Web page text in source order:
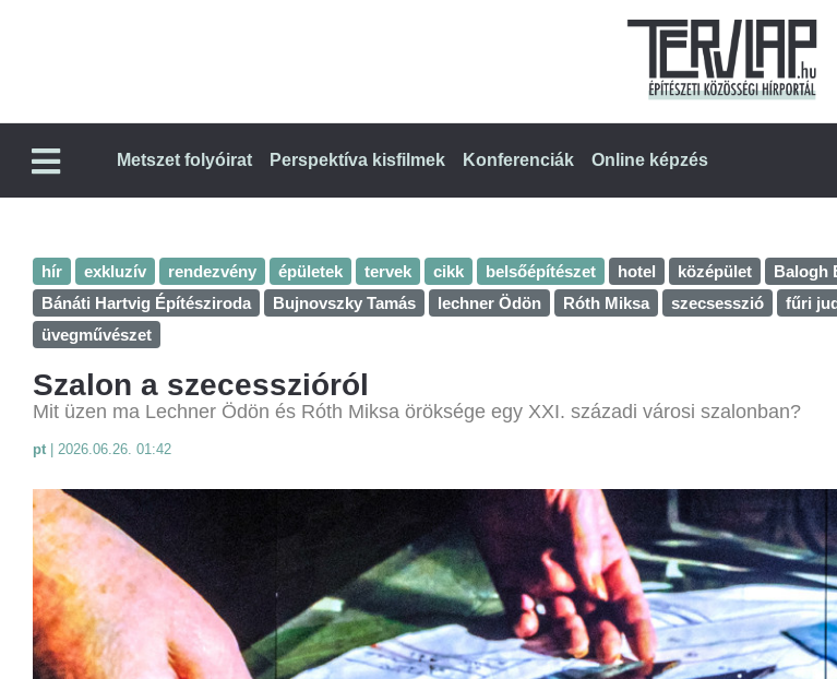
Metszet folyóirat Perspektíva kisfilmek Konferenciák Online képzés
hír exkluzív rendezvény épületek tervek cikk belsőépítészet hotel középület
Balogh
Bánáti Hartvig Építésziroda
Bujnovszky Tamás lechner Ödön Róth Miksa szecsesszió fűri
üvegművészet
Szalon a szecesszióról
Mit üzen ma Lechner Ödön és Róth Miksa öröksége egy XXI. századi városi szalonban?
pt 2026.06.26. 01:42